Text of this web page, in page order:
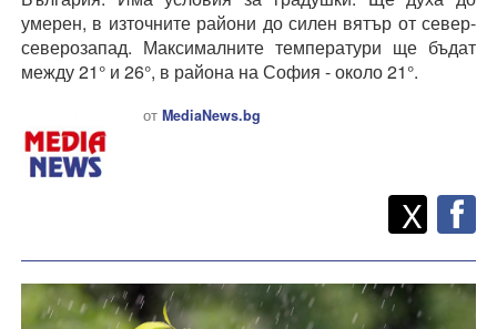
умерен, в източните райони до силен вятър от север-
северозапад. Максималните температури ще бъдат
между 21° и 26°, в района на София - около 21°.
от MediaNews.bg
Споделете
X